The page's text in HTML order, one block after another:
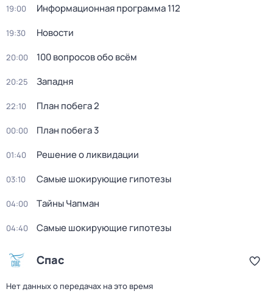
19:00 Информационная программа 112
19:30 Новости
20:00 100 вопросов обо всём
20:25 Западня
22:10 План побега 2
00:00 План побега 3
01:40 Решение о ликвидации
03:10 Самые шoкиpующие гипотезы
04:00 Тaйны Чапман
04:40 Самые шoкиpующие гипотезы
Спас
Нет данных о передачах на это время